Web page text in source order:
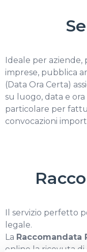
Ideale per aziende,
imprese, pubblica
(Data Ora Certa)
su luogo, data e
particolare per
convocazioni
Il servizio perfetto
legale.
La Raccomandata
online la ricevuta